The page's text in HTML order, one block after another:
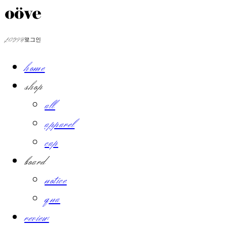
LOG IN로그인
home
shop
all
apparel
cap
board
notice
qna
review